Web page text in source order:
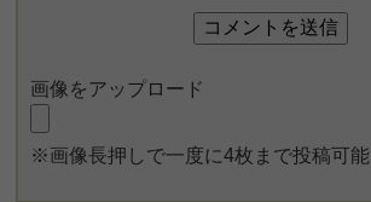
画像をアップロード
※画像長押しで一度に4枚まで投稿可能